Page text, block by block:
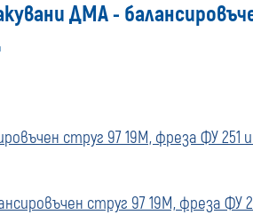
ДМА -
струг 97 19М, фреза ФУ 251
струг 97 19М, фреза ФУ